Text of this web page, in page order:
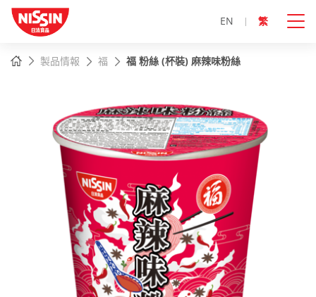
EN 繁
主頁製品情報 福 福 粉絲 (杯裝) 麻辣味粉絲